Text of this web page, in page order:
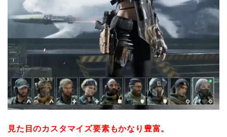
見た目のカスタマイズ要素もかなり豊富。